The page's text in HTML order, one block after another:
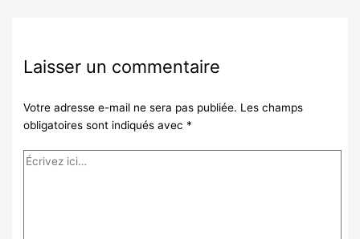
Laisser un commentaire
Votre adresse e-mail ne sera pas publiée. Les champs
obligatoires sont indiqués avec *
Écrivez